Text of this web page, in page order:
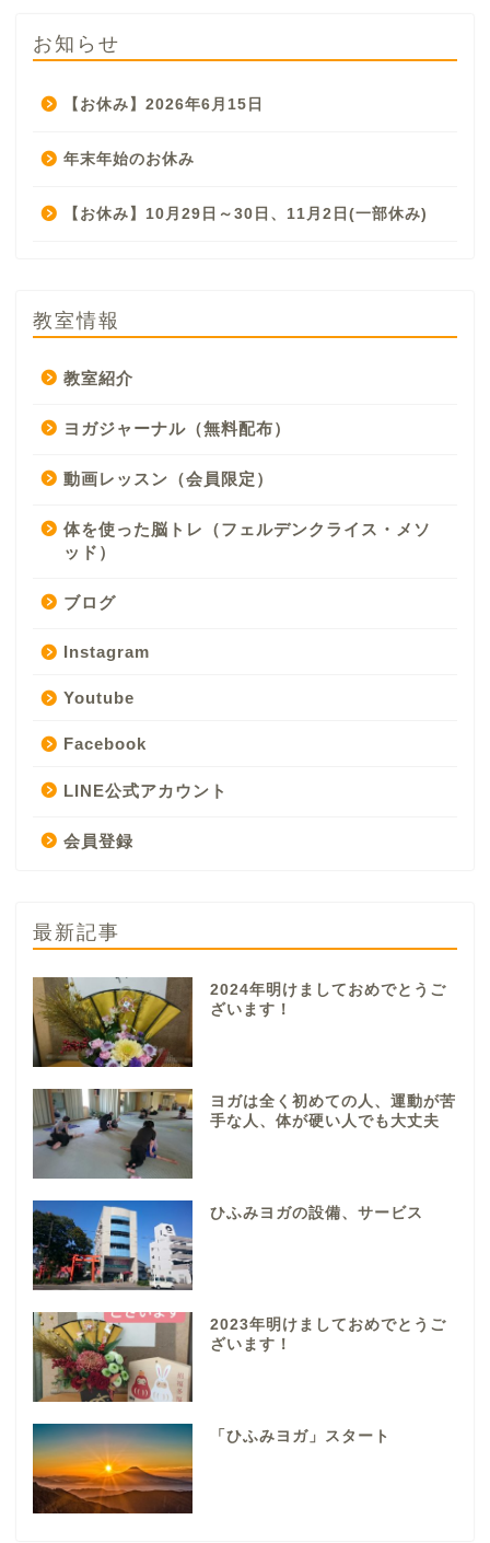
お知らせ
【お休み】2026年6月15日
年末年始のお休み
【お休み】10月29日～30日、11月2日(一部休み)
教室情報
教室紹介
ヨガジャーナル（無料配布）
動画レッスン（会員限定）
体を使った脳トレ（フェルデンクライス・メソ
ッド）
ブログ
Instagram
Youtube
Facebook
LINE公式アカウント
会員登録
最新記事
2024年明けましておめでとうご
ざいます！
ヨガは全く初めての人、運動が苦
手な人、体が硬い人でも大丈夫
ひふみヨガの設備、サービス
2023年明けましておめでとうご
ざいます！
「ひふみヨガ」スタート